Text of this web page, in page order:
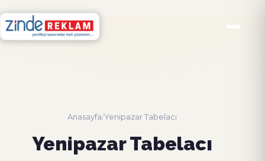
Anasayfa/Yenipazar Tabelacı
Yenipazar Tabelacı